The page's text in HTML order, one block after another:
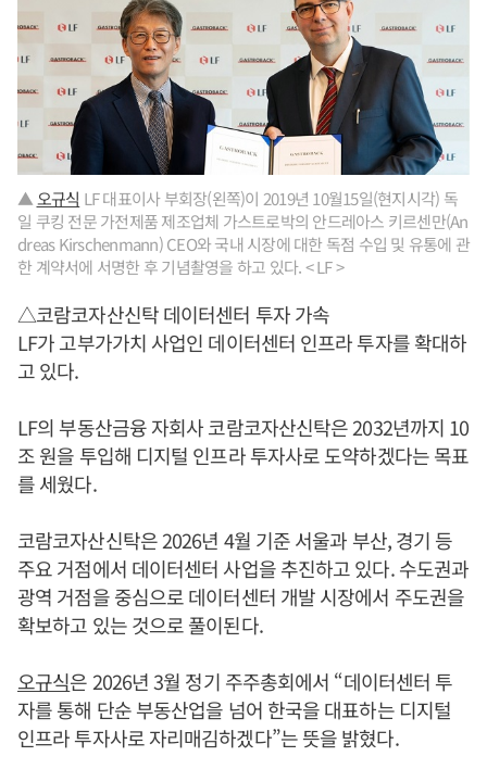
▲오규식 LF 대표이사 부회장(왼쪽)이 2019년 10월15일(현지시각) 독
일 쿠킹 전문 가전제품 제조업체 가스트로박의 안드레아스 키르센만(An
dreas Kirschenmann) CEO와 국내 시장에 대한 독점 수입 및 유통에 관
한 계약서에 서명한 후 기념촬영을 하고 있다. < LF >
△코람코자산신탁 데이터센터 투자 가속
LF가 고부가가치 사업인 데이터센터 인프라 투자를 확대하
고 있다.
LF의 부동산금융 자회사 코람코자산신탁은 2032년까지 10
조 원을 투입해 디지털 인프라 투자사로 도약하겠다는 목표
를 세웠다.
코람코자산신탁은 2026년 4월 기준 서울과 부산, 경기 등
주요 거점에서 데이터센터 사업을 추진하고 있다. 수도권과
광역 거점을 중심으로 데이터센터 개발 시장에서 주도권을
확보하고 있는 것으로 풀이된다.
오규식은 2026년 3월 정기 주주총회에서 “데이터센터 투
자를 통해 단순 부동산업을 넘어 한국을 대표하는 디지털
인프라 투자사로 자리매김하겠다”는 뜻을 밝혔다.